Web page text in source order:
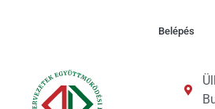
Belépés